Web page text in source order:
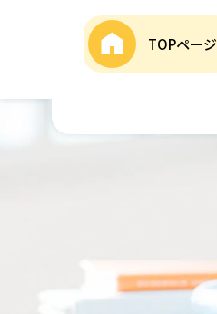
TOPページ